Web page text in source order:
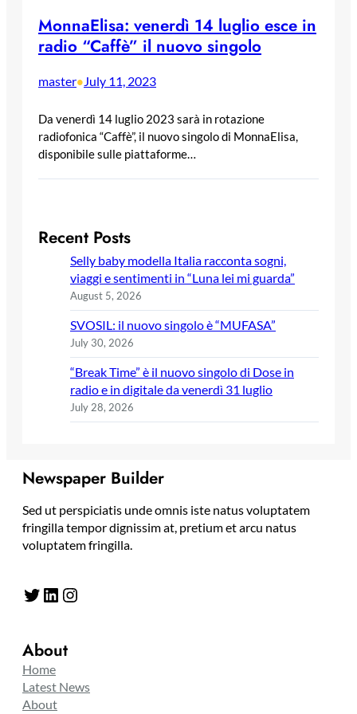
MonnaElisa: venerdì 14 luglio esce in
radio “Caffè” il nuovo singolo
master•July 11, 2023
Da venerdì 14 luglio 2023 sarà in rotazione
radiofonica “Caffè”, il nuovo singolo di MonnaElisa,
disponibile sulle piattaforme…
Recent Posts
Selly baby modella Italia racconta sogni,
viaggi e sentimenti in “Luna lei mi guarda”
August 5, 2026
SVOSIL: il nuovo singolo è “MUFASA”
July 30, 2026
“Break Time” è il nuovo singolo di Dose in
radio e in digitale da venerdì 31 luglio
July 28, 2026
Newspaper Builder
Sed ut perspiciatis unde omnis iste natus voluptatem
fringilla tempor dignissim at, pretium et arcu natus
voluptatem fringilla.
Twitter LinkedIn Instagram
About
Home
Latest News
About